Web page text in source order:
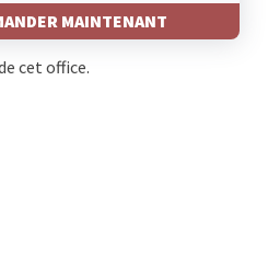
MAINTENANT
cet office.